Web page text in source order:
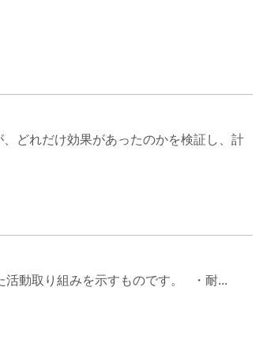
どれだけ効果があったのかを検証し、計
活動取り組みを示すものです。 ・耐...